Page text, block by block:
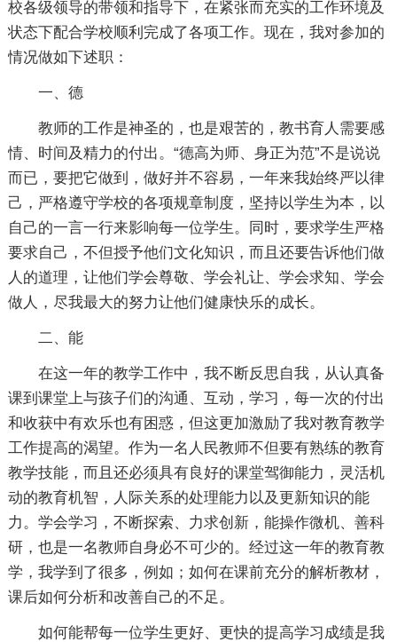
校各级领导的带领和指导下，在紧张而充实的工作环境及
状态下配合学校顺利完成了各项工作。现在，我对参加的
情况做如下述职：
一、德
教师的工作是神圣的，也是艰苦的，教书育人需要感
情、时间及精力的付出。“德高为师、身正为范”不是说说
而已，要把它做到，做好并不容易，一年来我始终严以律
己，严格遵守学校的各项规章制度，坚持以学生为本，以
自己的一言一行来影响每一位学生。同时，要求学生严格
要求自己，不但授予他们文化知识，而且还要告诉他们做
人的道理，让他们学会尊敬、学会礼让、学会求知、学会
做人，尽我最大的努力让他们健康快乐的成长。
二、能
在这一年的教学工作中，我不断反思自我，从认真备
课到课堂上与孩子们的沟通、互动，学习，每一次的付出
和收获中有欢乐也有困惑，但这更加激励了我对教育教学
工作提高的渴望。作为一名人民教师不但要有熟练的教育
教学技能，而且还必须具有良好的课堂驾御能力，灵活机
动的教育机智，人际关系的处理能力以及更新知识的能
力。学会学习，不断探索、力求创新，能操作微机、善科
研，也是一名教师自身必不可少的。经过这一年的教育教
学，我学到了很多，例如；如何在课前充分的解析教材，
课后如何分析和改善自己的不足。
如何能帮每一位学生更好、更快的提高学习成绩是我